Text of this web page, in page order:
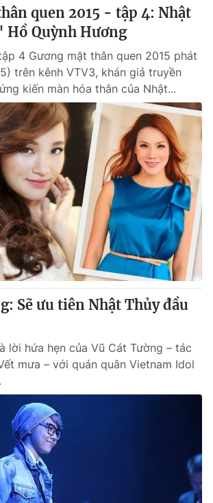
quen 2015 - tập 4: Nhật
Quỳnh Hương
4 Gương mặt thân quen 2015 phát
trên kênh VTV3, khán giả truyền
kiến màn hóa thân của Nhật...
Sẽ ưu tiên Nhật Thủy đầu
lời hứa hẹn của Vũ Cát Tường – tác
mưa – với quán quân Vietnam Idol